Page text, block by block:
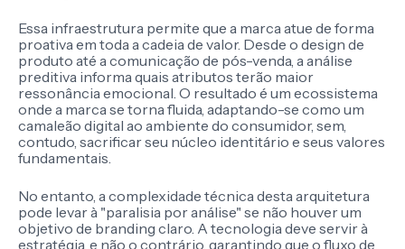
Essa infraestrutura permite que a marca atue de forma
proativa em toda a cadeia de valor. Desde o design de
produto até a comunicação de pós-venda, a análise
preditiva informa quais atributos terão maior
ressonância emocional. O resultado é um ecossistema
onde a marca se torna fluida, adaptando-se como um
camaleão digital ao ambiente do consumidor, sem,
contudo, sacrificar seu núcleo identitário e seus valores
fundamentais.
No entanto, a complexidade técnica desta arquitetura
pode levar à "paralisia por análise" se não houver um
objetivo de branding claro. A tecnologia deve servir à
estratégia, e não o contrário, garantindo que o fluxo de